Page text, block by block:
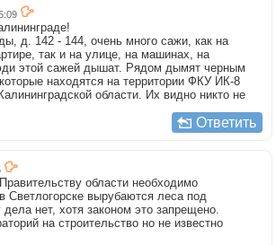
д. 142 - 144, очень много сажи, как на
так и на улице, на машинах, на
этой сажей дышат. Рядом дымят черным
находятся на территории ФКУ ИК-8
области. Их видно никто не
Ответить
области необходимо
Светлогорске вырубаются леса под
дела нет, хотя законом это запрещено.
на строительство но не известно